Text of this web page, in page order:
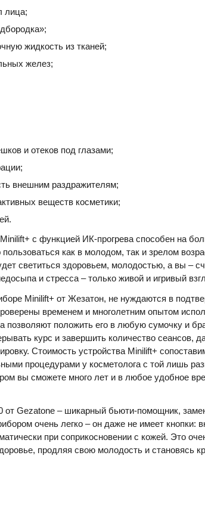
лица;
жидкость из тканей;
желез;
и отеков под глазами;
внешним раздражителям;
веществ косметики;
с функцией ИК-прогрева способен на
как в молодом, так и зрелом
светиться здоровьем, молодостью, а вы –
и стресса – только живой и игривый
Minilift+ от Жезатон, не нуждаются в
временем и многолетним опытом
позволяют положить его в любую сумочку и
курс и завершить количество сеансов,
Стоимость устройства Minilift+
процедурами у косметолога с той лишь
вы сможете много лет и в любое удобное
от Gezatone – шикарный бьюти-помощник,
очень легко – он даже не имеет кнопки:
при соприкосновении с кожей. Это
продляя свою молодость и становясь